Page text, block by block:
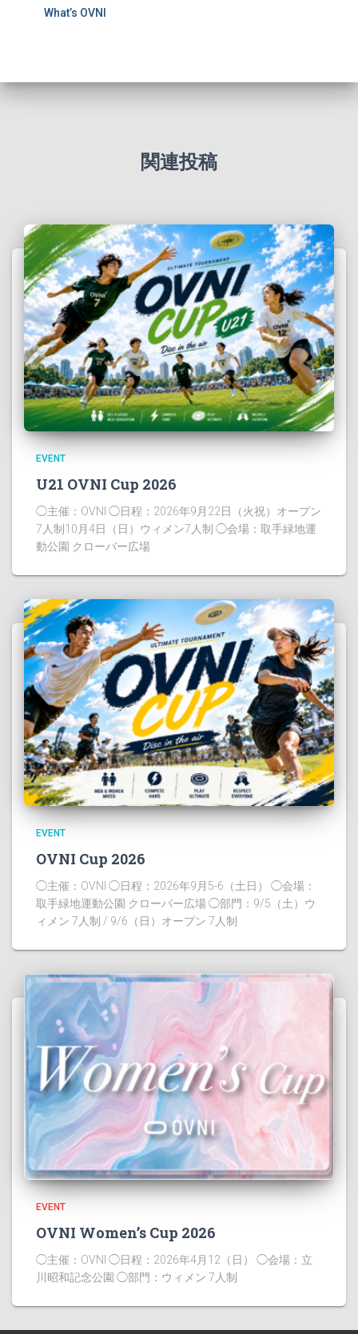
What’s OVNI
関連投稿
EVENT
U21 OVNI Cup 2026
◯主催：OVNI ◯日程：2026年9月22日（火祝）オープン
7人制10月4日（日）ウィメン7人制 ◯会場：取手緑地運
動公園 クローバー広場
EVENT
OVNI Cup 2026
◯主催：OVNI ◯日程：2026年9月5-6（土日） ◯会場：
取手緑地運動公園 クローバー広場 ◯部門：9/5（土）ウ
ィメン 7人制 / 9/6（日）オープン 7人制
EVENT
OVNI Women’s Cup 2026
◯主催：OVNI ◯日程：2026年4月12（日） ◯会場：立
川昭和記念公園 ◯部門：ウィメン 7人制